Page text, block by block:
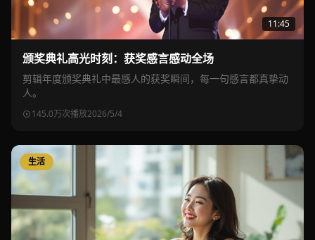
11:45
颁奖典礼高光时刻：获奖感言感动全场
剪辑年度颁奖典礼中最感人的获奖瞬间，每一句感言都真挚动
人。
145.0万次播放2026/5/4
生活